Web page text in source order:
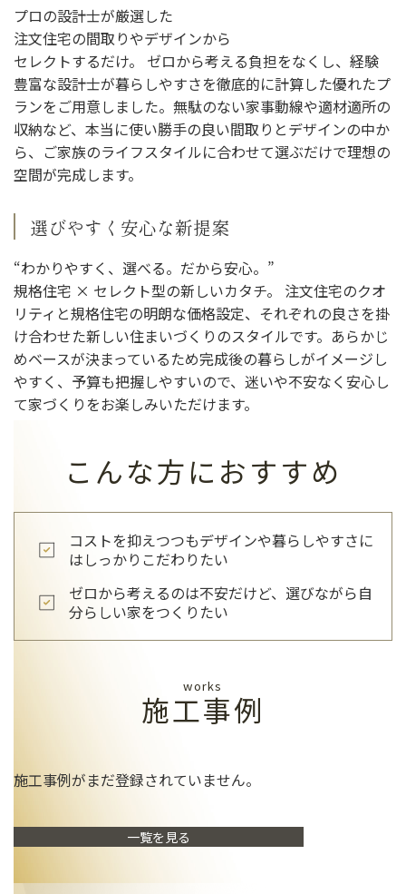
プロの設計士が厳選した
注文住宅の間取りやデザインから
セレクトするだけ。 ゼロから考える負担をなくし、経験
豊富な設計士が暮らしやすさを徹底的に計算した優れたプ
ランをご用意しました。無駄のない家事動線や適材適所の
収納など、本当に使い勝手の良い間取りとデザインの中か
ら、ご家族のライフスタイルに合わせて選ぶだけで理想の
空間が完成します。
選びやすく安心な新提案
“わかりやすく、選べる。だから安心。”
規格住宅 × セレクト型の新しいカタチ。 注文住宅のクオ
リティと規格住宅の明朗な価格設定、それぞれの良さを掛
け合わせた新しい住まいづくりのスタイルです。あらかじ
めベースが決まっているため完成後の暮らしがイメージし
やすく、予算も把握しやすいので、迷いや不安なく安心し
て家づくりをお楽しみいただけます。
こんな方におすすめ
コストを抑えつつもデザインや暮らしやすさに
はしっかりこだわりたい
ゼロから考えるのは不安だけど、選びながら自
分らしい家をつくりたい
works
施工事例
施工事例がまだ登録されていません。
一覧を見る